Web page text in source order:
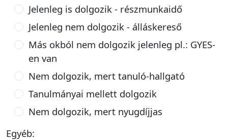
Jelenleg is dolgozik - részmunkaidő
Jelenleg nem dolgozik - álláskereső
Más okból nem dolgozik jelenleg pl.: GYES-
en van
Nem dolgozik, mert tanuló-hallgató
Tanulmányai mellett dolgozik
Nem dolgozik, mert nyugdíjjas
Egyéb: